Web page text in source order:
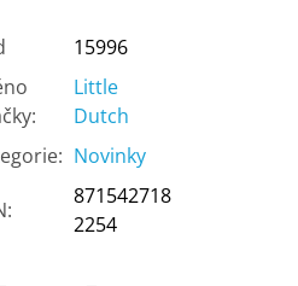
15996
:
Little
Dutch
: Novinky
:
871542718
2254